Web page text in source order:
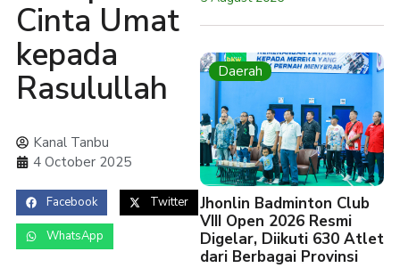
Cinta Umat
kepada
Rasulullah
Kanal Tanbu
4 October 2025
Facebook Twitter
WhatsApp
Daerah
Jhonlin Badminton Club
VIII Open 2026 Resmi
Digelar, Diikuti 630 Atlet
dari Berbagai Provinsi